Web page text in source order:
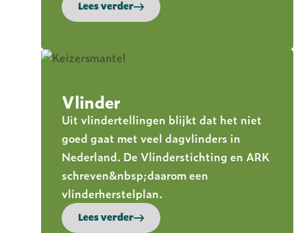
Lees verder
Vlinder
Uit vlindertellingen blijkt dat het niet
goed gaat met veel dagvlinders in
Nederland. De Vlinderstichting en ARK
schreven&nbsp;daarom een
vlinderherstelplan.
Lees verder